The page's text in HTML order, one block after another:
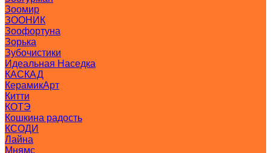
Зоомир
ЗООНИК
Зоофортуна
Зорька
Зубочистики
Идеальная Наседка
КАСКАД
КерамикАрт
Китти
КОТЭ
Кошкина радость
КСОДИ
Лайна
Мнямс